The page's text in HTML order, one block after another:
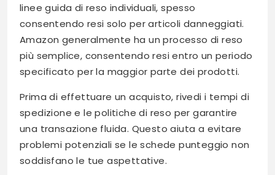
linee guida di reso individuali, spesso
consentendo resi solo per articoli danneggiati.
Amazon generalmente ha un processo di reso
più semplice, consentendo resi entro un periodo
specificato per la maggior parte dei prodotti.
Prima di effettuare un acquisto, rivedi i tempi di
spedizione e le politiche di reso per garantire
una transazione fluida. Questo aiuta a evitare
problemi potenziali se le schede punteggio non
soddisfano le tue aspettative.